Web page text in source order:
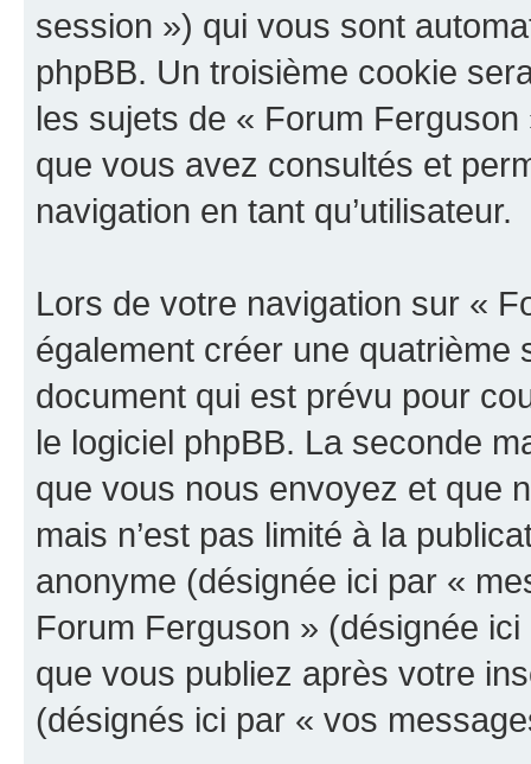
session ») qui vous sont
phpBB. Un troisième cookie
les sujets de « Forum
que vous avez consultés et
navigation en tant qu’utilisateur.
Lors de votre navigation sur «
également créer une
document qui est prévu pour
le logiciel phpBB. La seconde
que vous nous envoyez et que
mais n’est pas limité à la
anonyme (désignée ici par «
Forum Ferguson » (désignée
que vous publiez après votre
(désignés ici par « vos